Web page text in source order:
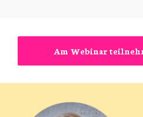
Am Webinar